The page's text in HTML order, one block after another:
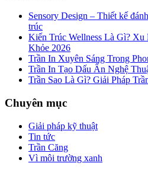
Sensory Design – Thiết kế
trúc
Kiến Trúc Wellness Là Gì?
Khỏe 2026
Trần In Xuyên Sáng Trong
Trần In Tạo Dấu Ấn Nghệ
Trần Sao Là Gì? Giải Pháp
Chuyên mục
Giải pháp kỹ thuật
Tin tức
Trần Căng
Vì môi trường xanh